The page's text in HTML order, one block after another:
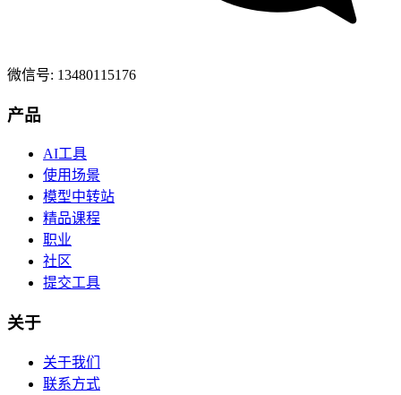
微信号: 13480115176
产品
AI工具
使用场景
模型中转站
精品课程
职业
社区
提交工具
关于
关于我们
联系方式